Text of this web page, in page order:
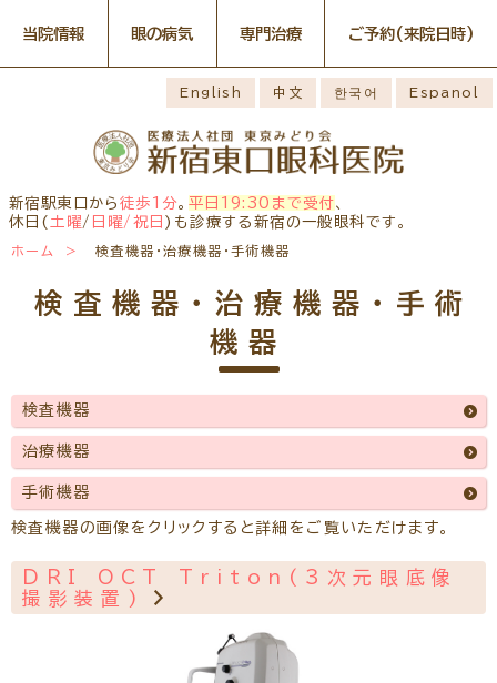
English 中文 한국어 Espanol
新宿駅東口から 徒歩1分。 平日19:30まで受付、
休日( 土曜/ 日曜/祝日 )も診療する新宿の一般眼科です。
当院情報
感染症予防のための衛生環境
整備の取り組み
医師のご紹介
ごあいさつ 当院勤務医師のご紹介
院内の様子 検査・治療・手術機器
診療のご案内
当院へお越しになる方へのお
願い
診察の流れ
当院へのアクセス
メールマガジン
診療報酬に関する院内掲示
リンク
眼の病気
症状から探す
構造から探す
お薬の使用方法
主な眼科疾患
糖尿病性網膜症 緑内障 網膜硝子体疾患
ものもらい
花粉症
白内障
学校近視について
専門治療
網膜・硝子体疾患専門治療ペ
ージ
ドライアイ専門治療ページ
緑内障専門治療ページ
角膜疾患専門治療ページ
花粉症総合ページ
抗VEGF抗体療法
ボツリヌス療法
学校近視のご案内
日帰り白内障手術
白内障手術をおすすめする理
由
コンタクトレンズ診療
コンタクトレンズの種類と特徴
しばらく眼科受診していない
初めてコンタクトレンズを使う
方へ
ご予約(来院日時)
WEB予約(来院日時の設定)
小児眼科専門治療を予約
コンタクトレンズ診療を予約
白内障専門治療を予約
白内障手術公開講座を予約
網膜・硝子体専門治療を予約
ドライアイ専門治療を予約
黄斑専門治療を予約
緑内障専門治療を予約
ぶどう膜専門治療を予約
予約をキャンセルする
ご予約方法
ホーム 検査機器・治療機器・手術機器
検査機器・治療機器・手術
機器
検査機器
治療機器
手術機器
検査機器の画像をクリックすると詳細をご覧いただけます。
DRI OCT Triton(3次元眼底像
撮影装置)